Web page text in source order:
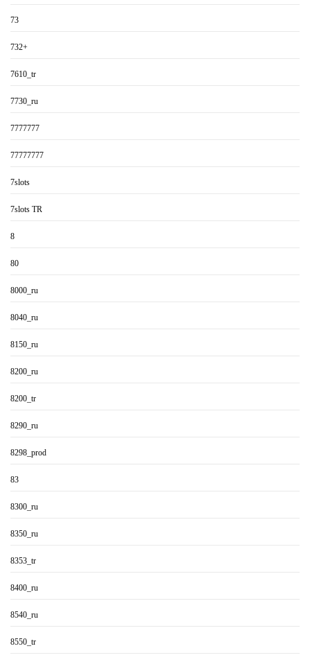
73
732+
7610_tr
7730_ru
7777777
77777777
7slots
7slots TR
8
80
8000_ru
8040_ru
8150_ru
8200_ru
8200_tr
8290_ru
8298_prod
83
8300_ru
8350_ru
8353_tr
8400_ru
8540_ru
8550_tr